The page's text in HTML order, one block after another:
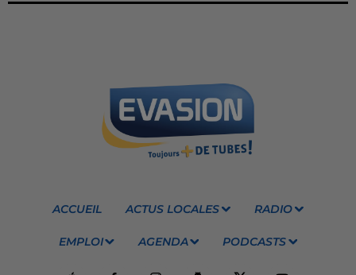
ACCUEIL ACTUS LOCALES RADIO
EMPLOI AGENDA PODCASTS